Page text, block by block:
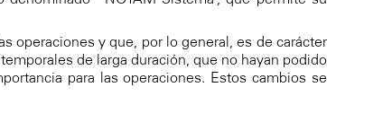
operaciones y que, por lo general, es de carácter
de larga duración, que no hayan podido
para las operaciones. Estos cambios se